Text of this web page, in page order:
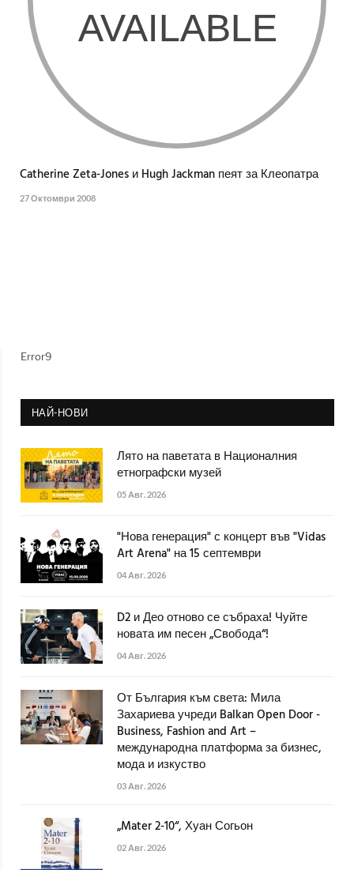
Catherine Zeta-Jones и Hugh Jackman пеят за Клеопатра
27 Октомври 2008
Error9
НАЙ-НОВИ
Лято на паветата в Националния
етнографски музей
05 Авг. 2026
"Нова генерация" с концерт във "Vidas
Art Arena" на 15 септември
04 Авг. 2026
D2 и Део отново се събраха! Чуйте
новата им песен „Свобода“!
04 Авг. 2026
От България към света: Мила
Захариева учреди Balkan Open Door -
Business, Fashion and Art –
международна платформа за бизнес,
мода и изкуство
03 Авг. 2026
„Mater 2-10“, Хуан Согьон
02 Авг. 2026